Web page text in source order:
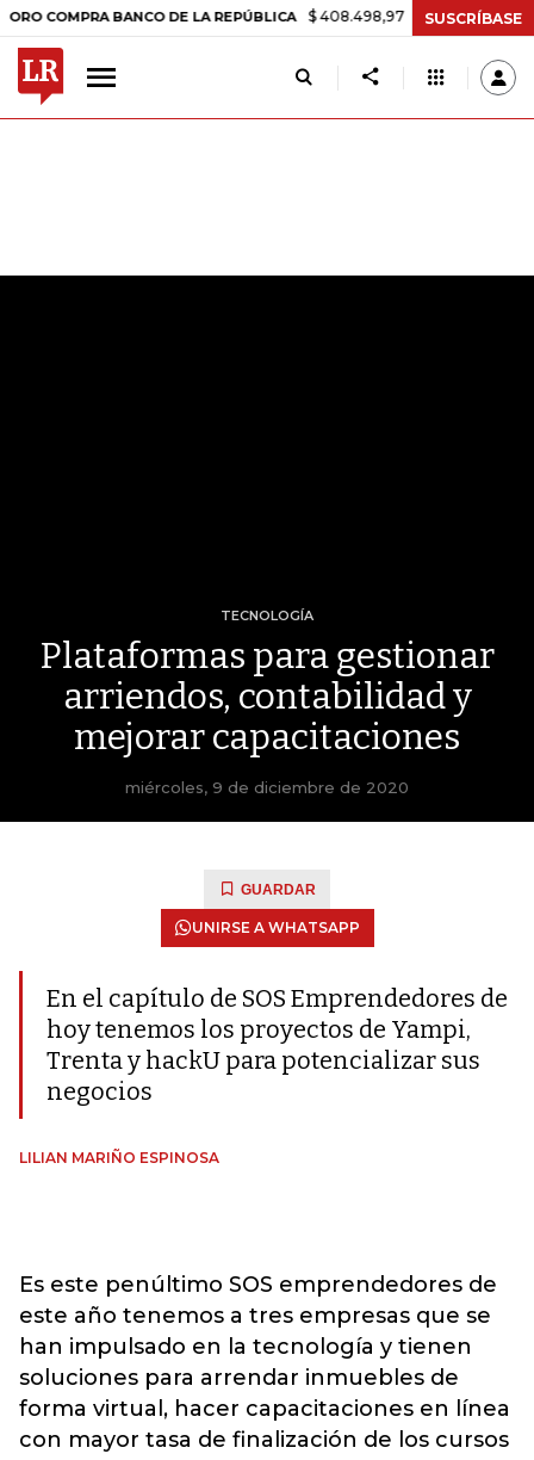
BANCO DE LA REPÚBLICA $ 408.498,97 +$ 8.753,81 +2,19%
SUSCRÍBASE
TECNOLOGÍA
Plataformas para gestionar
arriendos, contabilidad y
mejorar capacitaciones
miércoles, 9 de diciembre de 2020
GUARDAR
UNIRSE A WHATSAPP
En el capítulo de SOS Emprendedores de
hoy tenemos los proyectos de Yampi,
Trenta y hackU para potencializar sus
negocios
LILIAN MARIÑO ESPINOSA
Es este penúltimo SOS emprendedores de
este año tenemos a tres empresas que se
han impulsado en la tecnología y tienen
soluciones para arrendar inmuebles de
forma virtual, hacer capacitaciones en línea
con mayor tasa de finalización de los cursos